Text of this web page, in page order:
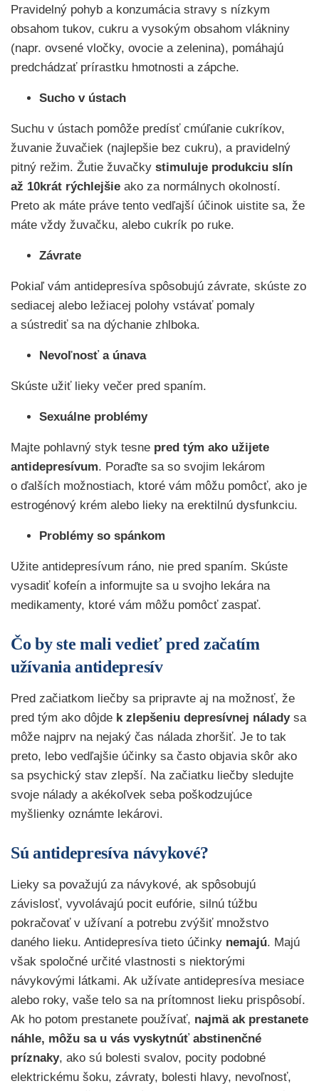
Pravidelný pohyb a konzumácia stravy s nízkym
obsahom tukov, cukru a vysokým obsahom vlákniny
(napr. ovsené vločky, ovocie a zelenina), pomáhajú
predchádzať prírastku hmotnosti a zápche.
Sucho v ústach
Suchu v ústach pomôže predísť cmúľanie cukríkov,
žuvanie žuvačiek (najlepšie bez cukru), a pravidelný
pitný režim. Žutie žuvačky stimuluje produkciu slín
až 10krát rýchlejšie ako za normálnych okolností.
Preto ak máte práve tento vedľajší účinok uistite sa, že
máte vždy žuvačku, alebo cukrík po ruke.
Závrate
Pokiaľ vám antidepresíva spôsobujú závrate, skúste zo
sediacej alebo ležiacej polohy vstávať pomaly
a sústrediť sa na dýchanie zhlboka.
Nevoľnosť a únava
Skúste užiť lieky večer pred spaním.
Sexuálne problémy
Majte pohlavný styk tesne pred tým ako užijete
antidepresívum. Poraďte sa so svojim lekárom
o ďalších možnostiach, ktoré vám môžu pomôcť, ako je
estrogénový krém alebo lieky na erektilnú dysfunkciu.
Problémy so spánkom
Užite antidepresívum ráno, nie pred spaním. Skúste
vysadiť kofeín a informujte sa u svojho lekára na
medikamenty, ktoré vám môžu pomôcť zaspať.
Čo by ste mali vedieť pred začatím
užívania antidepresív
Pred začiatkom liečby sa pripravte aj na možnosť, že
pred tým ako dôjde k zlepšeniu depresívnej náladysa
môže najprv na nejaký čas nálada zhoršiť. Je to tak
preto, lebo vedľajšie účinky sa často objavia skôr ako
sa psychický stav zlepší. Na začiatku liečby sledujte
svoje nálady a akékoľvek seba poškodzujúce
myšlienky oznámte lekárovi.
Sú antidepresíva návykové?
Lieky sa považujú za návykové, ak spôsobujú
závislosť, vyvolávajú pocit eufórie, silnú túžbu
pokračovať v užívaní a potrebu zvýšiť množstvo
daného lieku. Antidepresíva tieto účinky nemajú. Majú
však spoločné určité vlastnosti s niektorými
návykovými látkami. Ak užívate antidepresíva mesiace
alebo roky, vaše telo sa na prítomnost lieku prispôsobí.
Ak ho potom prestanete používať, najmä ak prestanete
náhle, môžu sa u vás vyskytnúť abstinenčné
príznaky, ako sú bolesti svalov, pocity podobné
elektrickému šoku, závraty, bolesti hlavy, nevoľnosť,